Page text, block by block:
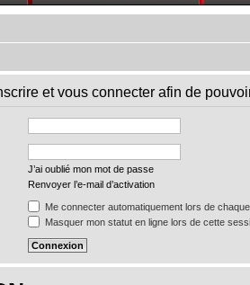
et vous connecter afin de
J’ai oublié mon mot de passe
Renvoyer l’e-mail d’activation
Me connecter automatiquement lors de
Masquer mon statut en ligne lors de cette